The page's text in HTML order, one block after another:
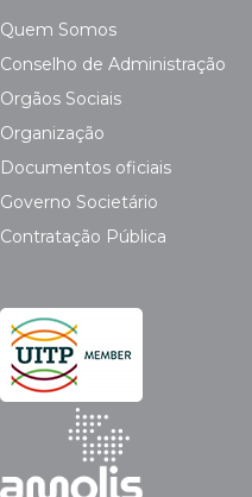
Quem Somos
Conselho de Administração
Orgãos Sociais
Organização
Documentos oficiais
Governo Societário
Contratação Pública